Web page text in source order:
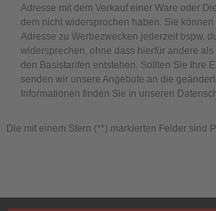
Adresse mit dem Verkauf einer Ware oder
dem nicht widersprochen haben. Sie
Adresse zu Werbezwecken jederzeit bspw.
widersprechen, ohne dass hierfür andere
den Basistarifen entstehen. Sollten Sie Ihre
senden wir unsere Angebote an die
Informationen finden Sie in unseren
Die mit einem Stern (**) markierten Felder sind